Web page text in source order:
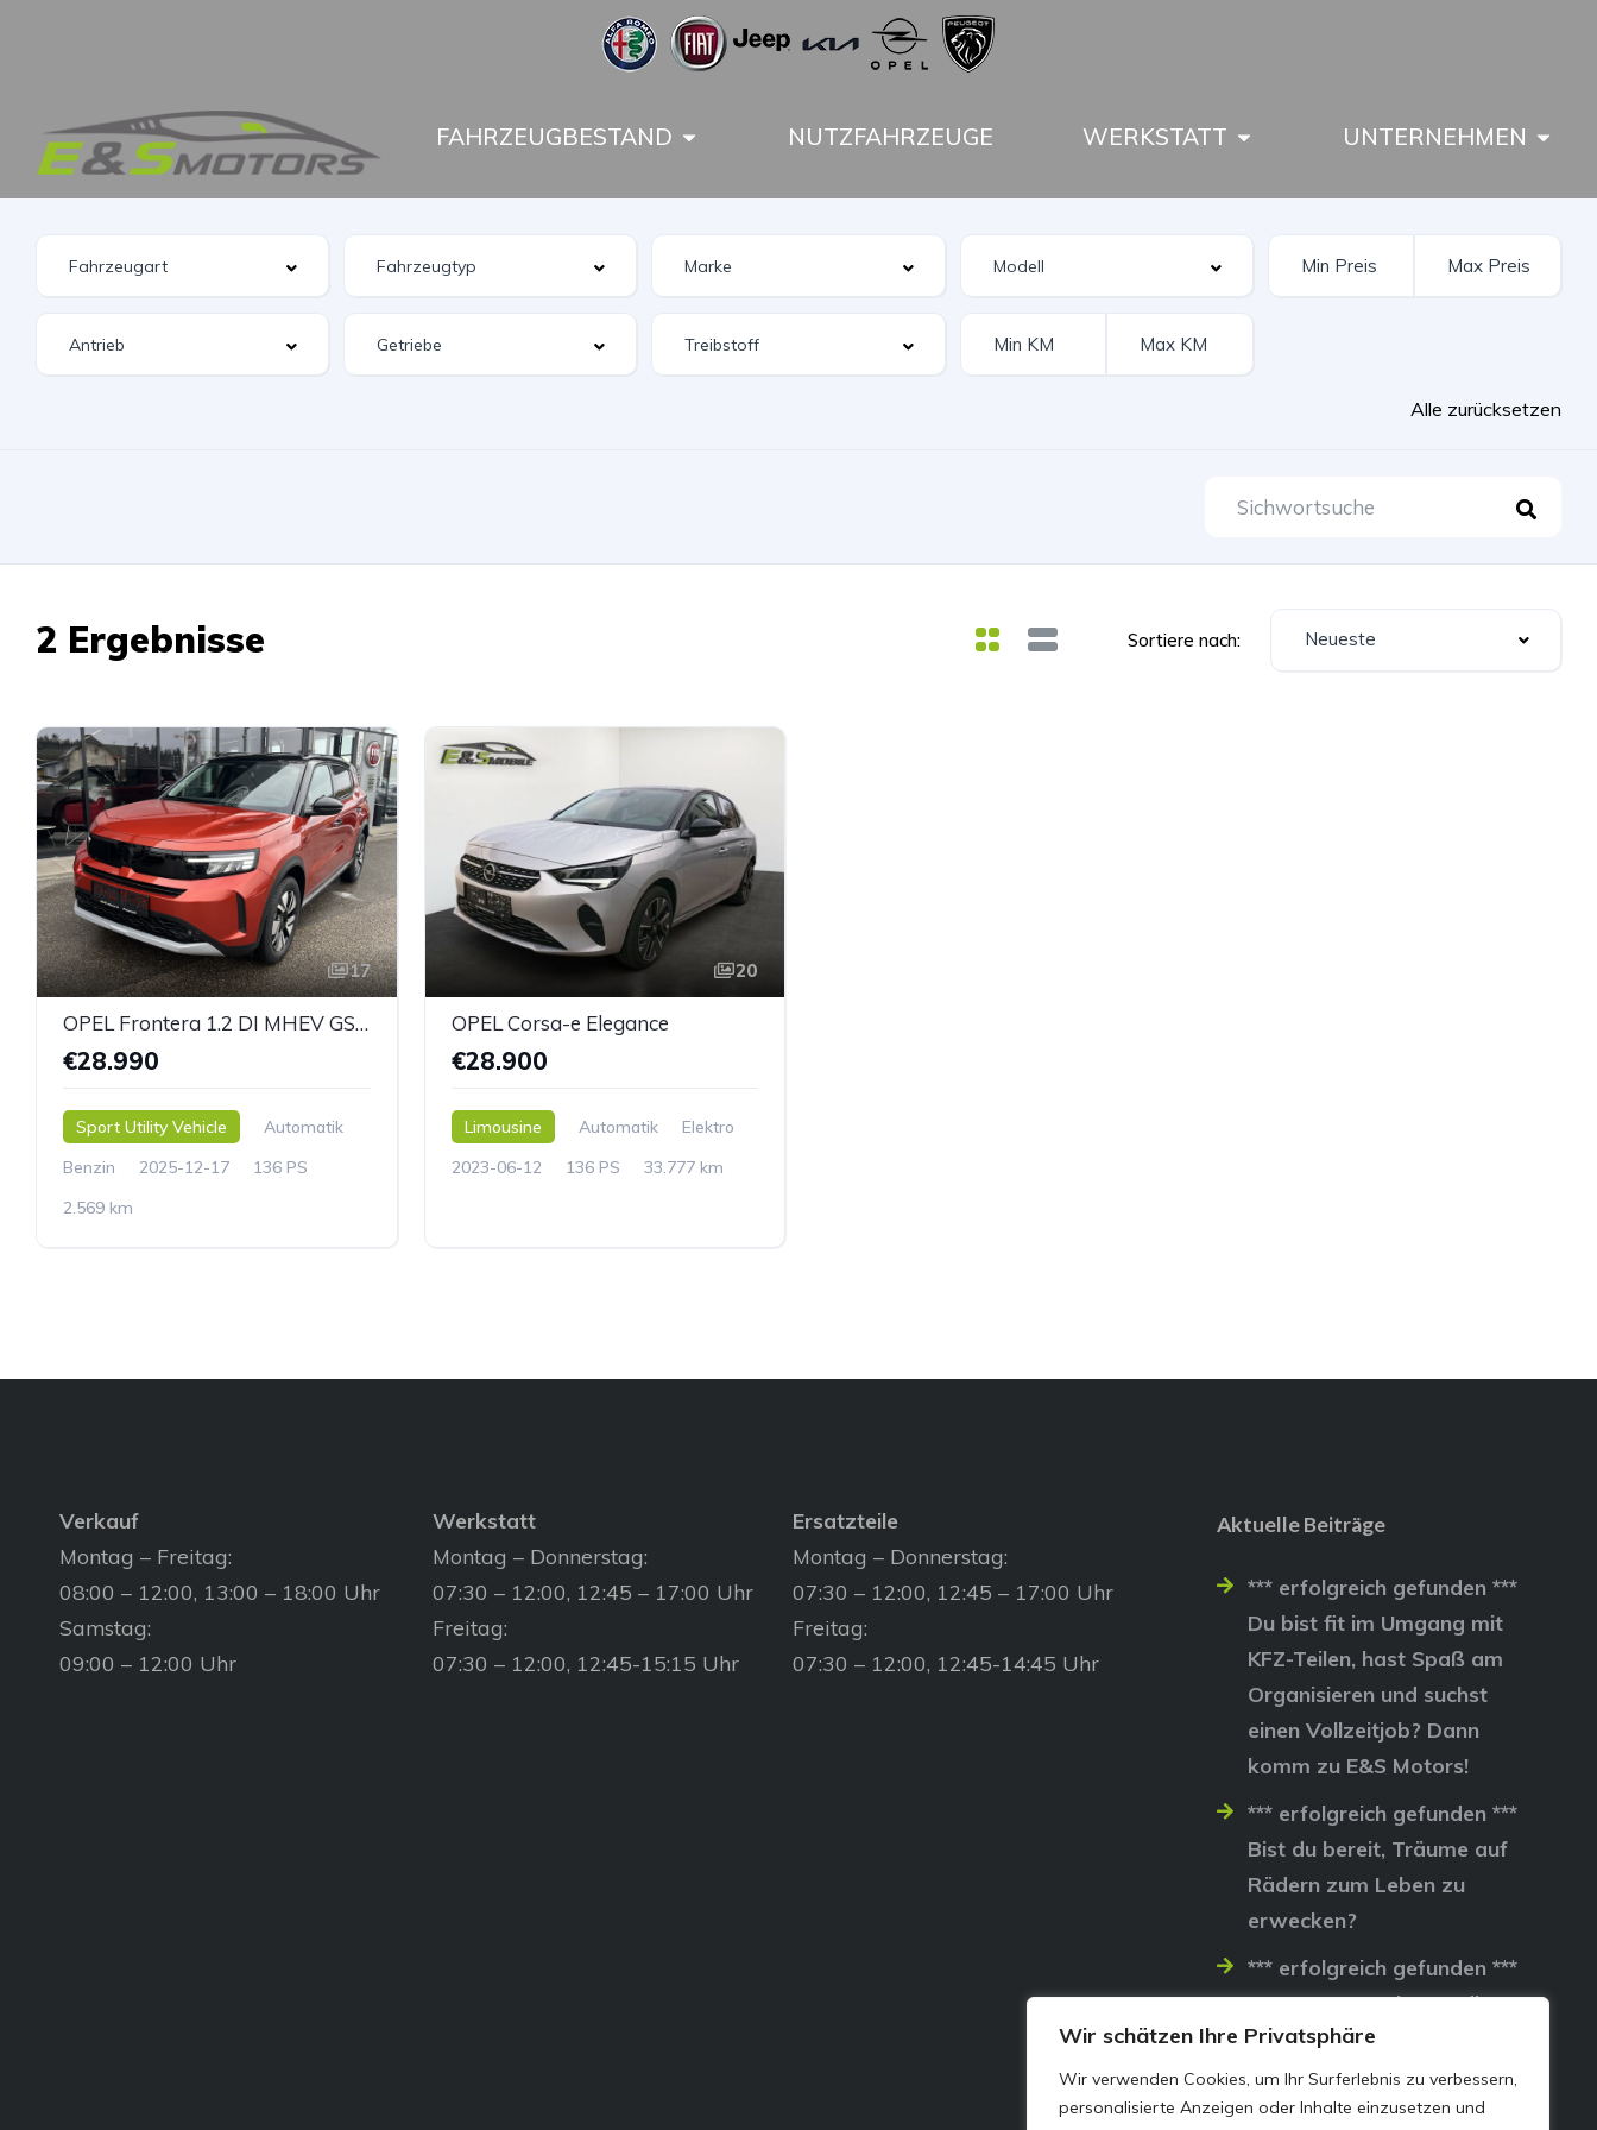
Wir schätzen Ihre Privatsphäre
Wir verwenden Cookies, um Ihr Surferlebnis zu verbessern,
personalisierte Anzeigen oder Inhalte einzusetzen und
FAHRZEUGBESTAND NUTZFAHRZEUGE WERKSTATT UNTERNEHMEN
Alle zurücksetzen
2 Ergebnisse Sortiere nach: Neueste
17
OPEL Frontera 1.2 DI MHEV GS Aut.
€28.990
Sport Utility Vehicle
Automatik
Benzin
2025-12-17
136 PS
2.569 km
20
OPEL Corsa-e Elegance
€28.900
Limousine Automatik
Elektro
2023-06-12
136 PS 33.777 km
Verkauf
Montag – Freitag:
08:00 – 12:00, 13:00 – 18:00 Uhr
Samstag:
09:00 – 12:00 Uhr
Werkstatt
Montag – Donnerstag:
07:30 – 12:00, 12:45 – 17:00 Uhr
Freitag:
07:30 – 12:00, 12:45-15:15 Uhr
Ersatzteile
Montag – Donnerstag:
07:30 – 12:00, 12:45 – 17:00 Uhr
Freitag:
07:30 – 12:00, 12:45-14:45 Uhr
Aktuelle Beiträge
*** erfolgreich gefunden ***
Du bist fit im Umgang mit
KFZ-Teilen, hast Spaß am
Organisieren und suchst
einen Vollzeitjob? Dann
komm zu E&S Motors!
*** erfolgreich gefunden ***
Bist du bereit, Träume auf
Rädern zum Leben zu
erwecken?
*** erfolgreich gefunden ***
Lass uns gemeinsam die
Straßen erobern…